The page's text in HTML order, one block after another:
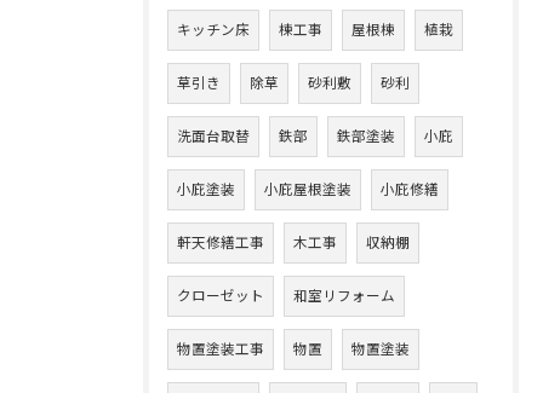
キッチン床 棟工事 屋根棟 植栽
草引き 除草 砂利敷 砂利
洗面台取替 鉄部 鉄部塗装 小庇
小庇塗装 小庇屋根塗装 小庇修繕
軒天修繕工事 木工事 収納棚
クローゼット 和室リフォーム
物置塗装工事 物置 物置塗装